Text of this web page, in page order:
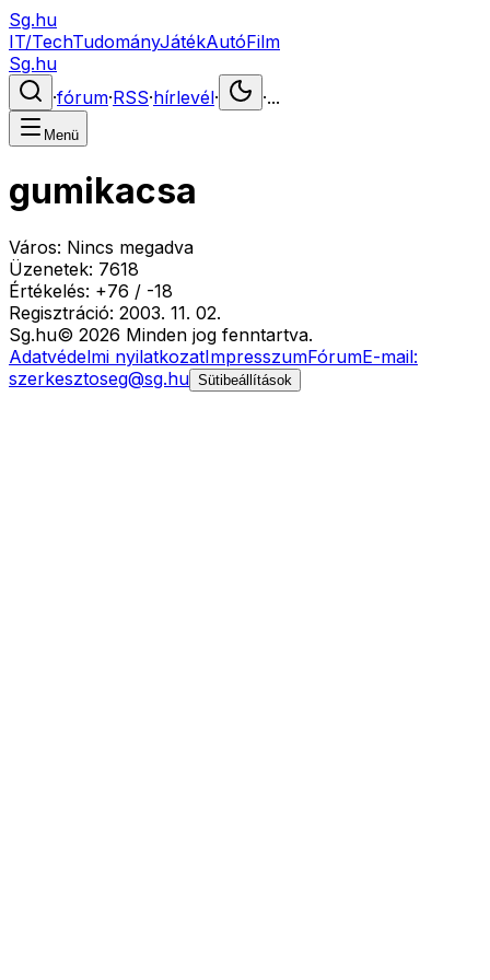
Sg.hu
IT/TechTudományJátékAutóFilm
Sg.hu
·fórum·RSS·hírlevél· ·...
Menü
gumikacsa
Város: Nincs megadva
Üzenetek: 7618
Értékelés: +76 / -18
Regisztráció: 2003. 11. 02.
Sg.hu© 2026 Minden jog fenntartva.
Adatvédelmi nyilatkozatImpresszumFórumE-mail:
szerkesztoseg@sg.hu Sütibeállítások